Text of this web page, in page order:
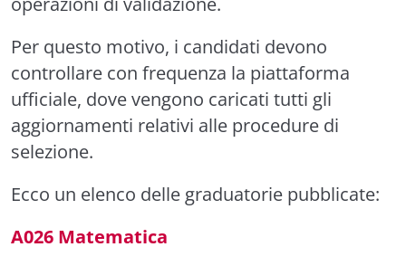
Per questo motivo, i candidati devono
controllare con frequenza la piattaforma
ufficiale, dove vengono caricati tutti gli
aggiornamenti relativi alle procedure di
selezione.
Ecco un elenco delle graduatorie pubblicate:
A026 Matematica